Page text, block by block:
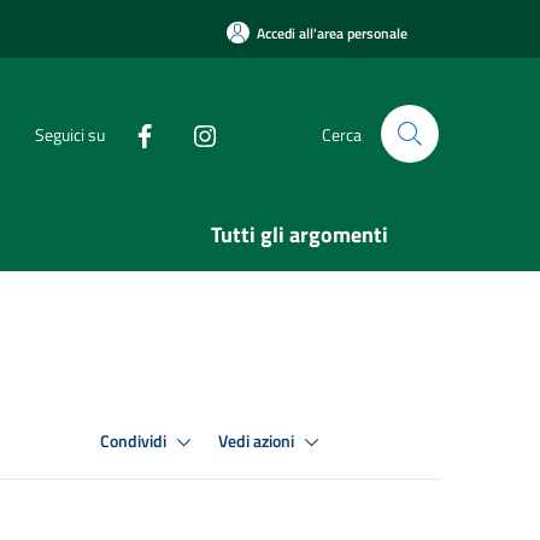
Accedi all'area personale
Seguici su Cerca
Tutti gli argomenti
Condividi Vedi azioni